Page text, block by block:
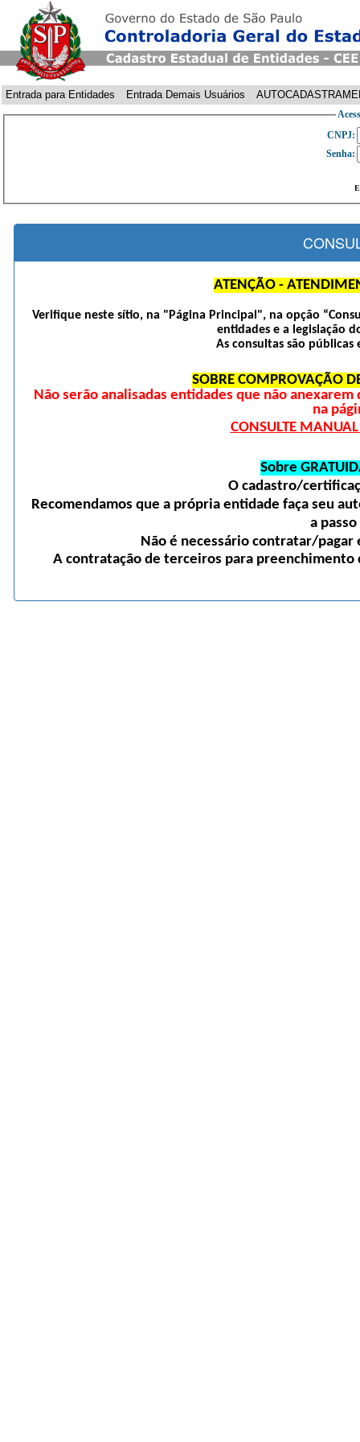
Entrada para Entidades Entrada Demais Usuários
CNPJ:
Senha:
ATENÇÃO -
Verifique neste sítio, na "Página Principal", na opção
entidades e a legislação
As consultas são públicas
SOBRE COMPROVAÇÃO
Não serão analisadas entidades que não
na
CONSULTE
Sobre
O cadastro/
Recomendamos que a própria entidade faça seu
a
Não é necessário contratar/
A contratação de terceiros para